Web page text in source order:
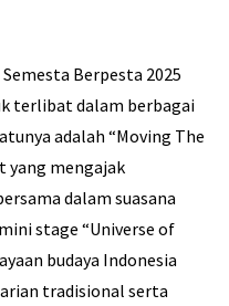
Berpesta 2025
terlibat dalam berbagai
adalah “Moving The
yang mengajak
dalam suasana
stage “Universe of
budaya Indonesia
tradisional serta